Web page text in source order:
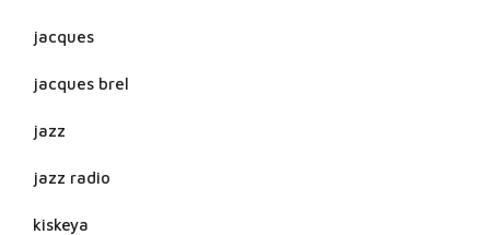
jacques
jacques brel
jazz
jazz radio
kiskeya